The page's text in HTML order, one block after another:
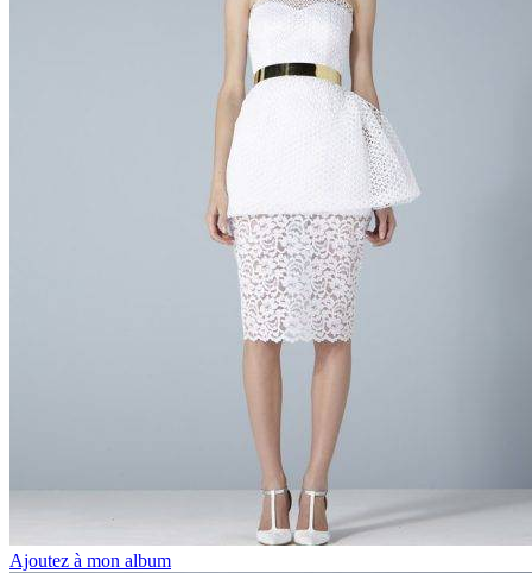
Ajoutez à mon album